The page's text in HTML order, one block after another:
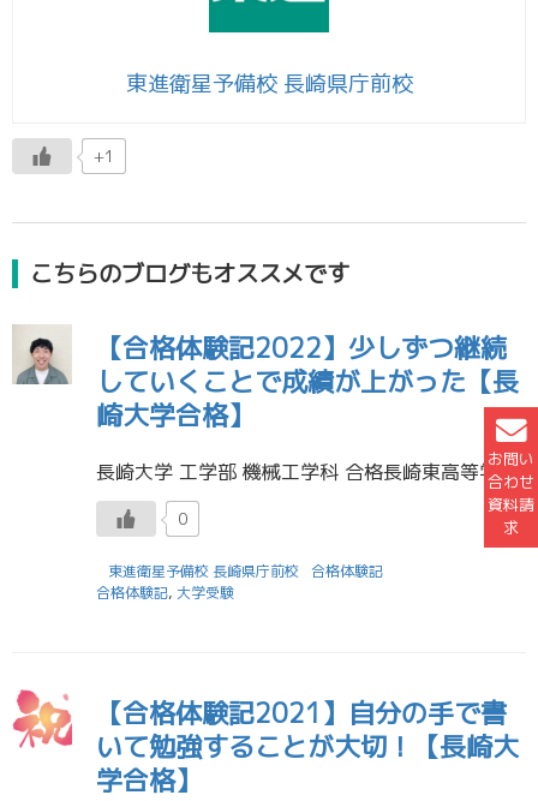
お問い
合わせ
資料請
求
東進衛星予備校 長崎県庁前校
+1
こちらのブログもオススメです
【合格体験記2022】少しずつ継続
していくことで成績が上がった【長
崎大学合格】
長崎大学 工学部 機械工学科 合格長崎東高等学校 卒業 松本 唯希くん 受験勉強で継続することがとても大切だということを学びました。夜寝る前に英単語を50個覚えるなど少しのことからでもいいので、継続することで模試の成績が […]
0
東進衛星予備校 長崎県庁前校
合格体験記
合格体験記, 大学受験
【合格体験記2021】自分の手で書
いて勉強することが大切！【長崎大
学合格】